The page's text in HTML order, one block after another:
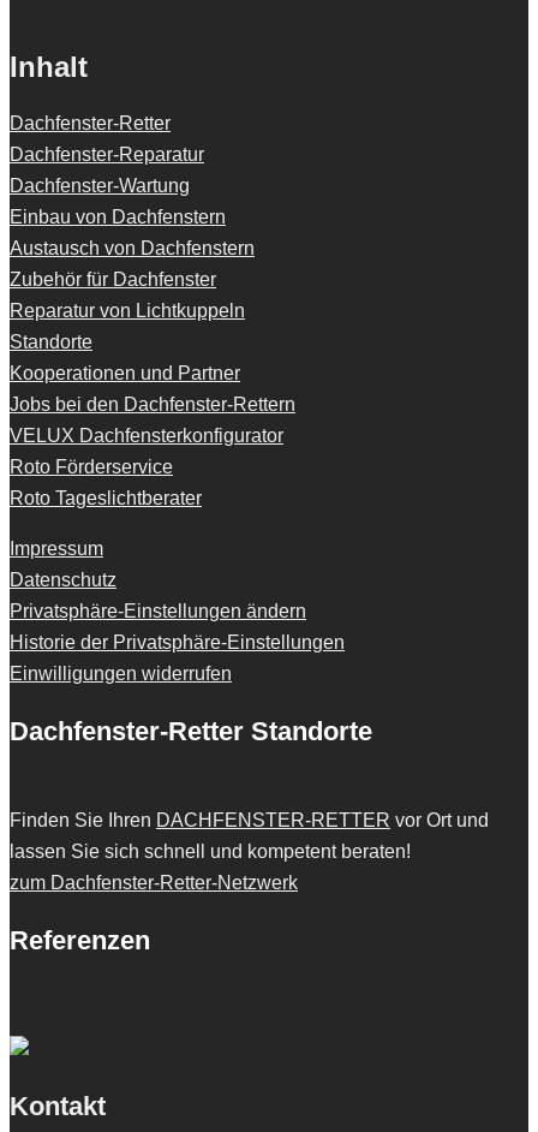
Inhalt
Dachfenster-Retter
Dachfenster-Reparatur
Dachfenster-Wartung
Einbau von Dachfenstern
Austausch von Dachfenstern
Zubehör für Dachfenster
Reparatur von Lichtkuppeln
Standorte
Kooperationen und Partner
Jobs bei den Dachfenster-Rettern
VELUX Dachfensterkonfigurator
Roto Förderservice
Roto Tageslichtberater
Impressum
Datenschutz
Privatsphäre-Einstellungen ändern
Historie der Privatsphäre-Einstellungen
Einwilligungen widerrufen
Dachfenster-Retter Standorte
Finden Sie Ihren DACHFENSTER-RETTER vor Ort und
lassen Sie sich schnell und kompetent beraten!
zum Dachfenster-Retter-Netzwerk
Referenzen
Kontakt